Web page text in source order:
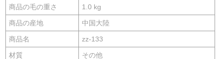
商品の毛の重さ 1.0 kg
商品の産地 中国大陸
商品名 zz-133
材質 その他